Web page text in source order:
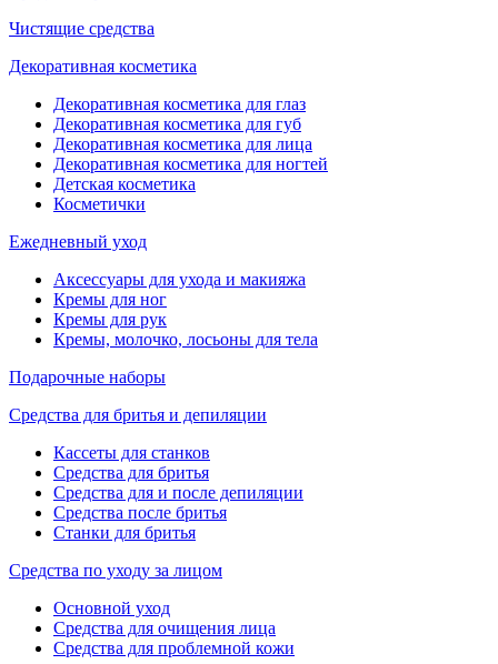
Чистящие средства
Декоративная косметика
Декоративная косметика для глаз
Декоративная косметика для губ
Декоративная косметика для лица
Декоративная косметика для ногтей
Детская косметика
Косметички
Ежедневный уход
Аксессуары для ухода и макияжа
Кремы для ног
Кремы для рук
Кремы, молочко, лосьоны для тела
Подарочные наборы
Средства для бритья и депиляции
Кассеты для станков
Средства для бритья
Средства для и после депиляции
Средства после бритья
Станки для бритья
Средства по уходу за лицом
Основной уход
Средства для очищения лица
Средства для проблемной кожи